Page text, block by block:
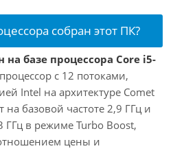
собран этот ПК?
базе процессора Core i5-
с 12 потоками,
Intel на архитектуре Comet
на базовой частоте 2,9 ГГц и
ГГц в режиме Turbo Boost,
цены и